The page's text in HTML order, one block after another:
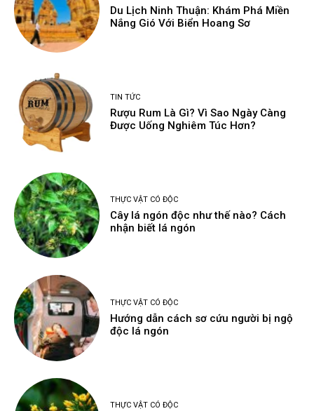
Du Lịch Ninh Thuận: Khám Phá Miền
Nắng Gió Với Biển Hoang Sơ
TIN TỨC
Rượu Rum Là Gì? Vì Sao Ngày Càng
Được Uống Nghiêm Túc Hơn?
THỰC VẬT CÓ ĐỘC
Cây lá ngón độc như thế nào? Cách
nhận biết lá ngón
THỰC VẬT CÓ ĐỘC
Hướng dẫn cách sơ cứu người bị ngộ
độc lá ngón
THỰC VẬT CÓ ĐỘC